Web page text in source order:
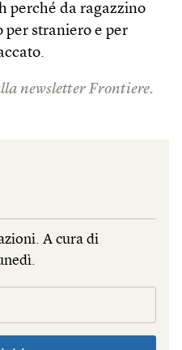
perché da ragazzino
per straniero e per
newsletter Frontiere.
A cura di